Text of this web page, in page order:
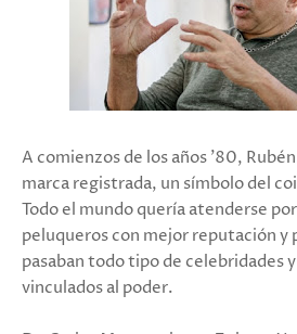
A comienzos de los años '80,
marca registrada, un símbolo del
Todo el mundo quería atenderse
peluqueros con mejor reputación y
pasaban todo tipo de celebridades
vinculados al poder.